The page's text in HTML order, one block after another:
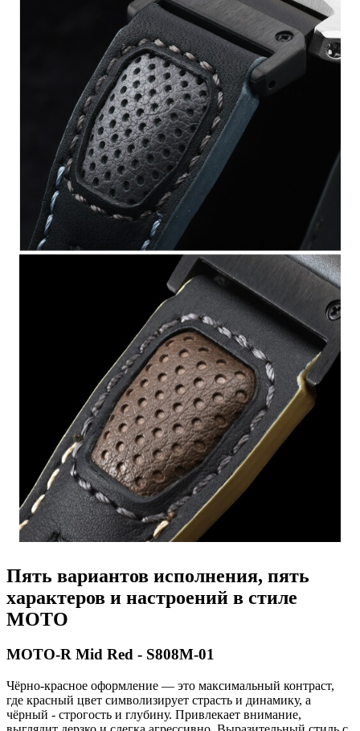
Пять вариантов исполнения, пять
характеров и настроений в стиле
MOTO
MOTO-R Mid Red - S808M-01
Чёрно-красное оформление — это максимальный контраст,
где красный цвет символизирует страсть и динамику, а
чёрный - строгость и глубину. Привлекает внимание,